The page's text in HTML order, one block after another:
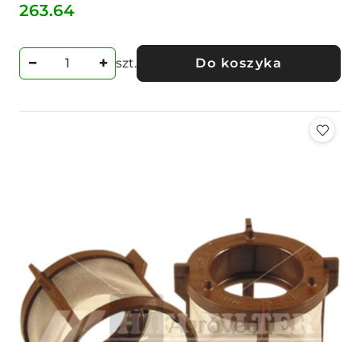
Cena:
263.64
szt. Do koszyka